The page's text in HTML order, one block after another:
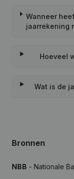
Wanneer
jaarrekening
Hoeveel
Wat is de
Bronnen
NBB - Nationale